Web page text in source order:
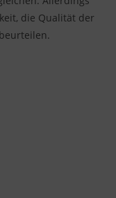
die Qualität der